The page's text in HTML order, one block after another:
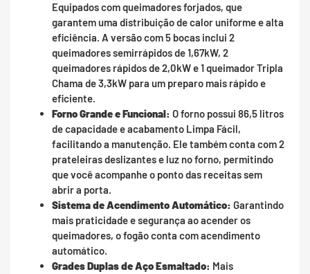
Equipados com queimadores forjados, que
garantem uma distribuição de calor uniforme e alta
eficiência. A versão com 5 bocas inclui 2
queimadores semirrápidos de 1,67kW, 2
queimadores rápidos de 2,0kW e 1 queimador Tripla
Chama de 3,3kW para um preparo mais rápido e
eficiente.
Forno Grande e Funcional: O forno possui 86,5 litros
de capacidade e acabamento Limpa Fácil,
facilitando a manutenção. Ele também conta com 2
prateleiras deslizantes e luz no forno, permitindo
que você acompanhe o ponto das receitas sem
abrir a porta.
Sistema de Acendimento Automático: Garantindo
mais praticidade e segurança ao acender os
queimadores, o fogão conta com acendimento
automático.
Grades Duplas de Aço Esmaltado: Mais